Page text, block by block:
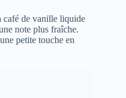
café de vanille liquide
note plus fraîche.
petite touche en